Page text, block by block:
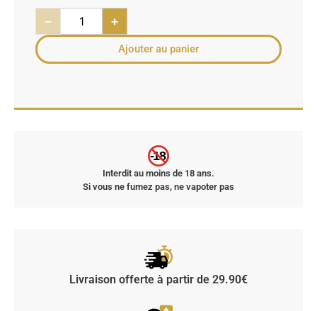
− +
Ajouter au panier
-18
Interdit au moins de 18 ans.
Si vous ne fumez pas, ne vapoter pas
Livraison offerte à partir de 29.90€